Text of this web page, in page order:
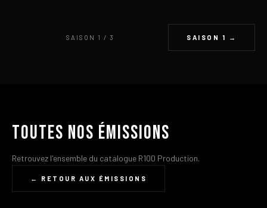
SAISON 1 / 3 SAISON 1 →
Toutes nos émissions
Retrouvez l'ensemble du catalogue R100 Production.
← RETOUR AUX ÉMISSIONS